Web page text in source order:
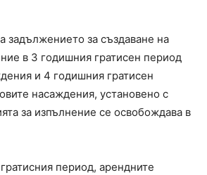
задължението за създаване на
в 3 годишния гратисен период
и 4 годишния гратисен
насаждения, установено с
за изпълнение се освобождава в
период, арендните